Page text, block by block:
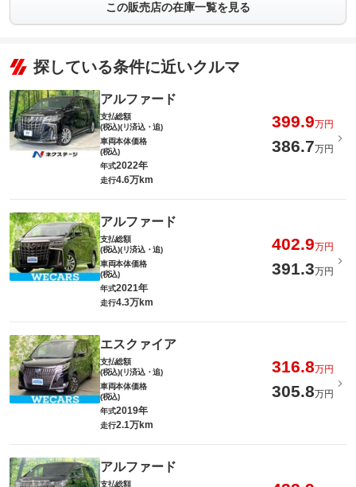
この販売店の在庫一覧を見る
探している条件に近いクルマ
アルファード
支払総額
(税込)(リ済込・追)
399.9万円
車両本体価格
(税込)
386.7万円
年式2022年
走行4.6万km
アルファード
支払総額
(税込)(リ済込・追)
402.9万円
車両本体価格
(税込)
391.3万円
年式2021年
走行4.3万km
エスクァイア
支払総額
(税込)(リ済込・追)
316.8万円
車両本体価格
(税込)
305.8万円
年式2019年
走行2.1万km
アルファード
支払総額